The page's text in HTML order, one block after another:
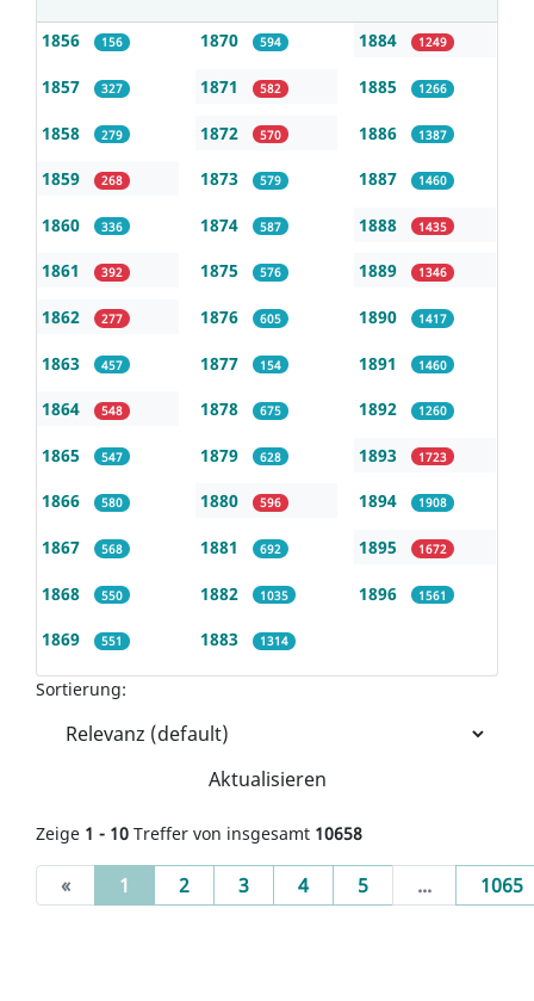
1856 156
1857 327
1858 279
1859 268
1860 336
1861 392
1862 277
1863 457
1864 548
1865 547
1866 580
1867 568
1868 550
1869 551
1870 594
1871 582
1872 570
1873 579
1874 587
1875 576
1876 605
1877 154
1878 675
1879 628
1880 596
1881 692
1882 1035
1883 1314
1884 1249
1885 1266
1886 1387
1887 1460
1888 1435
1889 1346
1890 1417
1891 1460
1892 1260
1893 1723
1894 1908
1895 1672
1896 1561
Sortierung:
Aktualisieren
Zeige 1 - 10 Treffer von insgesamt 10658
« 1 (current)
2 3 4 5 ... 1065